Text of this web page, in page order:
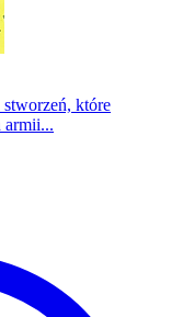
stworzeń, które
armii...